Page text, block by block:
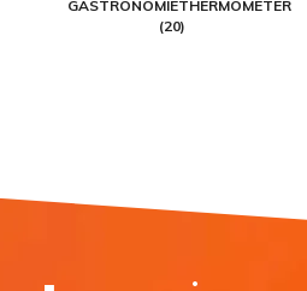
GASTRONOMIETHERMOMETER
(20)